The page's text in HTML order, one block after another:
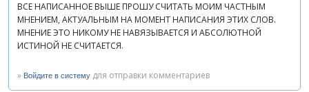
ВСЕ НАПИСАННОЕ ВЫШЕ ПРОШУ СЧИТАТЬ МОИМ ЧАСТНЫМ
МНЕНИЕМ, АКТУАЛЬНЫМ НА МОМЕНТ НАПИСАНИЯ ЭТИХ СЛОВ.
МНЕНИЕ ЭТО НИКОМУ НЕ НАВЯЗЫВАЕТСЯ И АБСОЛЮТНОЙ
ИСТИНОЙ НЕ СЧИТАЕТСЯ.
» Войдите в систему для отправки комментариев